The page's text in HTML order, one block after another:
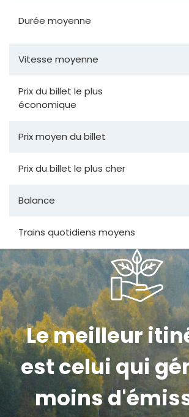
Durée moyenne
Vitesse moyenne
Prix du billet le plus
économique
Prix moyen du billet
Prix du billet le plus cher
Balance
Trains quotidiens moyens
Le meilleur
est celui qui
moins